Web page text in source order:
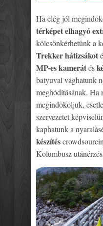
Ha elég jól
térképet elhagyó
kölcsönkérhetünk a
Trekker hátizsákot
MP-es kamerátés
batyuval vághatunk
meghódításának. Ha
megindokoljuk,
szervezetet
kaphatunk a
készítés
Kolumbusz